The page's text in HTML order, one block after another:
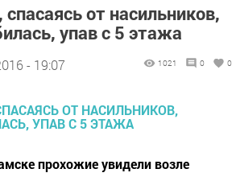
от насильников,
упав с 5 этажа
- 19:07 1021 0 0
прохожие увидели возле